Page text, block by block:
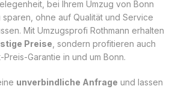
bei Ihrem Umzug von Bonn
ohne auf Qualität und Service
Mit Umzugsprofi Rothmann erhalten
Preise , sondern profitieren auch
Garantie in und um Bonn.
unverbindliche Anfrage und lassen